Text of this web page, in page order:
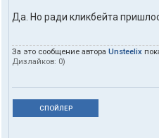
Да. Но ради кликбейта
За это сообщение автора Unsteelix
Дизлайков: 0)
СПОЙЛЕР